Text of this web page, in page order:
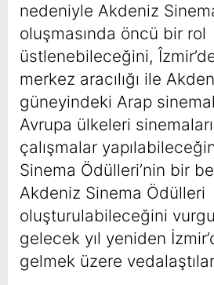
nedeniyle Akdeniz
oluşmasında öncü bir rol
üstlenebileceğini,
merkez aracılığı ile
güneyindeki Arap
Avrupa ülkeleri
çalışmalar
Sinema Ödülleri’nin bir
Akdeniz Sinema Ödülleri
oluşturulabileceğini
gelecek yıl yeniden
gelmek üzere